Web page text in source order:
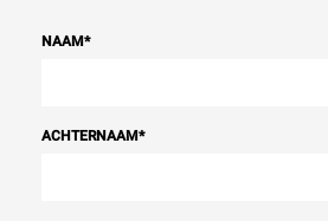
NAAM*
ACHTERNAAM*